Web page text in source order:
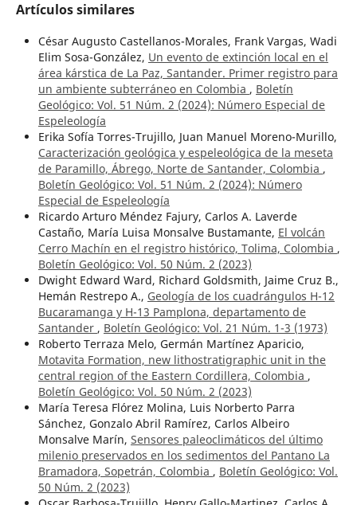
Artículos similares
César Augusto Castellanos-Morales, Frank Vargas, Wadi
Elim Sosa-González, Un evento de extinción local en el
área kárstica de La Paz, Santander. Primer registro para
un ambiente subterráneo en Colombia , Boletín
Geológico: Vol. 51 Núm. 2 (2024): Número Especial de
Espeleología
Erika Sofía Torres-Trujillo, Juan Manuel Moreno-Murillo,
Caracterización geológica y espeleológica de la meseta
de Paramillo, Ábrego, Norte de Santander, Colombia ,
Boletín Geológico: Vol. 51 Núm. 2 (2024): Número
Especial de Espeleología
Ricardo Arturo Méndez Fajury, Carlos A. Laverde
Castaño, María Luisa Monsalve Bustamante, El volcán
Cerro Machín en el registro histórico, Tolima, Colombia ,
Boletín Geológico: Vol. 50 Núm. 2 (2023)
Dwight Edward Ward, Richard Goldsmith, Jaime Cruz B.,
Hemán Restrepo A., Geología de los cuadrángulos H-12
Bucaramanga y H-13 Pamplona, departamento de
Santander , Boletín Geológico: Vol. 21 Núm. 1-3 (1973)
Roberto Terraza Melo, Germán Martínez Aparicio,
Motavita Formation, new lithostratigraphic unit in the
central region of the Eastern Cordillera, Colombia ,
Boletín Geológico: Vol. 50 Núm. 2 (2023)
María Teresa Flórez Molina, Luis Norberto Parra
Sánchez, Gonzalo Abril Ramírez, Carlos Albeiro
Monsalve Marín, Sensores paleoclimáticos del último
milenio preservados en los sedimentos del Pantano La
Bramadora, Sopetrán, Colombia , Boletín Geológico: Vol.
50 Núm. 2 (2023)